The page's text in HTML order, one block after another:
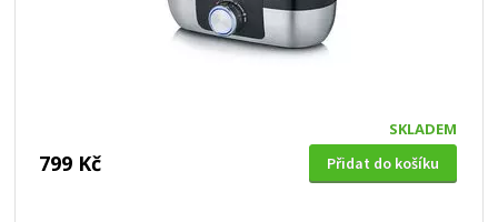
SKLADEM
799 Kč Přidat do košíku